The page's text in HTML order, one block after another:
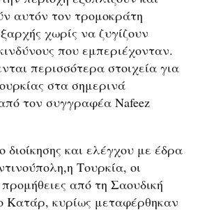
αυτόν τον τρομοκράτη
χωρίς να ζυγίζουν
που εμπεριέχονταν.
περισσότερα στοιχεία για
στα σημερινά
τον συγγραφέα Nafeez
διοίκησης και ελέγχου με έδρα
Τουρκία, οι
από τη Σαουδική
Κατάρ, κυρίως μεταφέρθηκαν